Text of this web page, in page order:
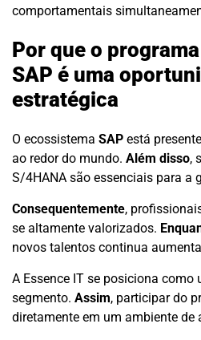
comportamentais
Por que o
SAP é uma
estratégica
O ecossistema SAP está
ao redor do mundo. Além disso,
S/4HANA são essenciais para a
Consequentemente,
se altamente valorizados.
novos talentos continua
A Essence IT se posiciona como
segmento. Assim, participar do
diretamente em um ambiente de